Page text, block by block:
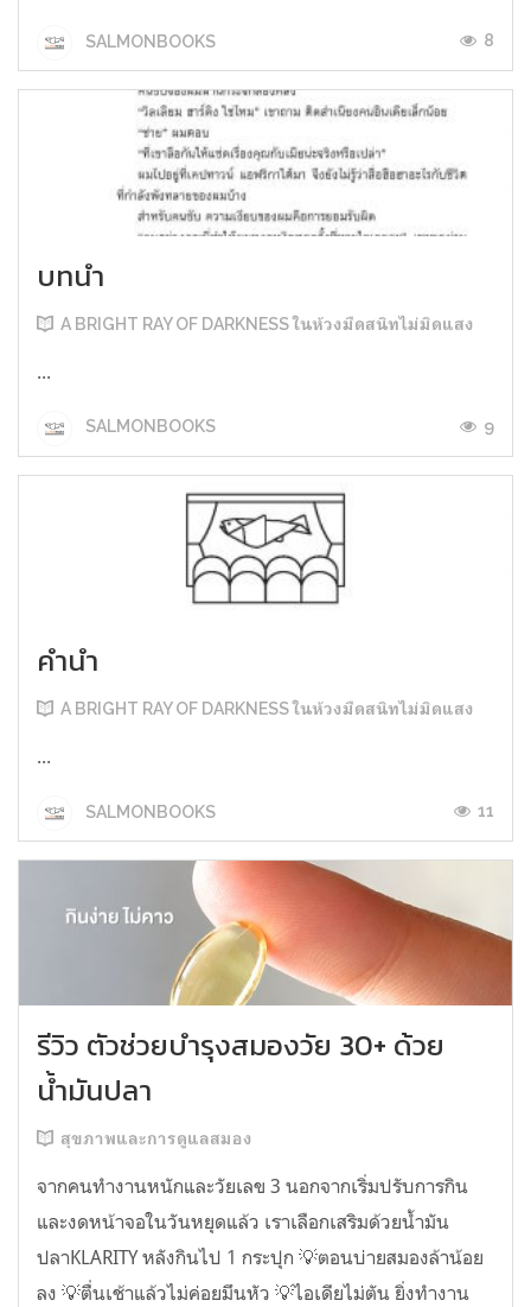
SALMONBOOKS 8
บทนำ
A BRIGHT RAY OF DARKNESS ในห้วงมืดสนิทไม่มิดแสง
...
SALMONBOOKS 9
คำนำ
A BRIGHT RAY OF DARKNESS ในห้วงมืดสนิทไม่มิดแสง
...
SALMONBOOKS 11
รีวิว ตัวช่วยบำรุงสมองวัย 30+ ด้วย
น้ำมันปลา
สุขภาพและการดูแลสมอง
จากคนทำงานหนักและวัยเลข 3 นอกจากเริ่มปรับการกิน
และงดหน้าจอในวันหยุดแล้ว เราเลือกเสริมด้วยน้ำมัน
ปลาKLARITY หลังกินไป 1 กระปุก 💡ตอนบ่ายสมองล้าน้อย
ลง 💡ตื่นเช้าแล้วไม่ค่อยมึนหัว 💡ไอเดียไม่ตัน ยิ่งทำงาน